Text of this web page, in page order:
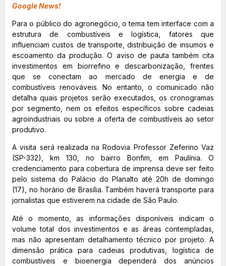
Google News!
Para o público do agronegócio, o tema tem interface com a
estrutura de combustíveis e logística, fatores que
influenciam custos de transporte, distribuição de insumos e
escoamento da produção. O aviso de pauta também cita
investimentos em biorrefino e descarbonização, frentes
que se conectam ao mercado de energia e de
combustíveis renováveis. No entanto, o comunicado não
detalha quais projetos serão executados, os cronogramas
por segmento, nem os efeitos específicos sobre cadeias
agroindustriais ou sobre a oferta de combustíveis ao setor
produtivo.
A visita será realizada na Rodovia Professor Zeferino Vaz
(SP-332), km 130, no bairro Bonfim, em Paulínia. O
credenciamento para cobertura de imprensa deve ser feito
pelo sistema do Palácio do Planalto até 20h de domingo
(17), no horário de Brasília. Também haverá transporte para
jornalistas que estiverem na cidade de São Paulo.
Até o momento, as informações disponíveis indicam o
volume total dos investimentos e as áreas contempladas,
mas não apresentam detalhamento técnico por projeto. A
dimensão prática para cadeias produtivas, logística de
combustíveis e bioenergia dependerá dos anúncios